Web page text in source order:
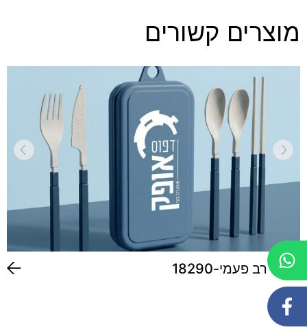
מוצרים קשורים
סכום רב פעמי-18290